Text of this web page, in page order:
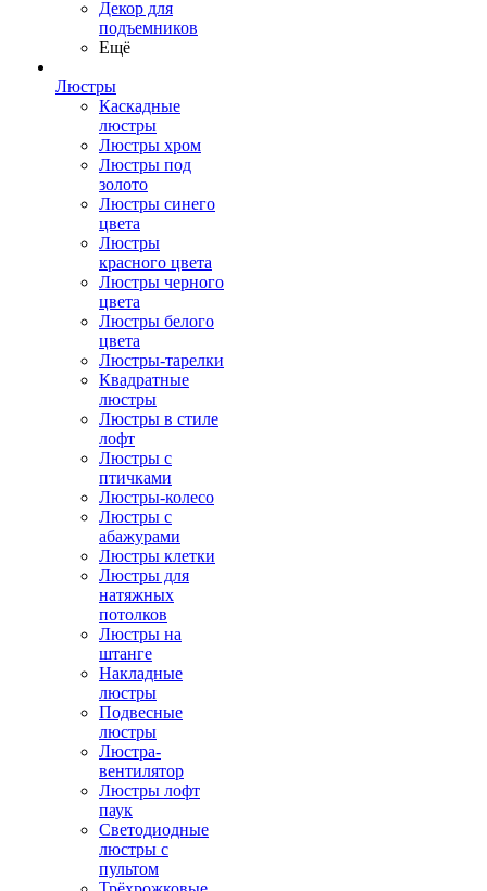
Декор для
подъемников
Ещё
Люстры
Каскадные
люстры
Люстры хром
Люстры под
золото
Люстры синего
цвета
Люстры
красного цвета
Люстры черного
цвета
Люстры белого
цвета
Люстры-тарелки
Квадратные
люстры
Люстры в стиле
лофт
Люстры с
птичками
Люстры-колесо
Люстры с
абажурами
Люстры клетки
Люстры для
натяжных
потолков
Люстры на
штанге
Накладные
люстры
Подвесные
люстры
Люстра-
вентилятор
Люстры лофт
паук
Светодиодные
люстры с
пультом